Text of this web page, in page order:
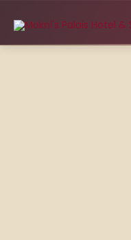
Inhalt
springen